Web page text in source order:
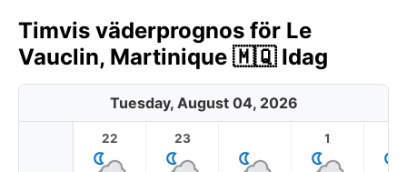
Timvis väderprognos för Le
Vauclin, Martinique 🇲🇶 Idag
Tuesday, August 04, 2026
22 23 1